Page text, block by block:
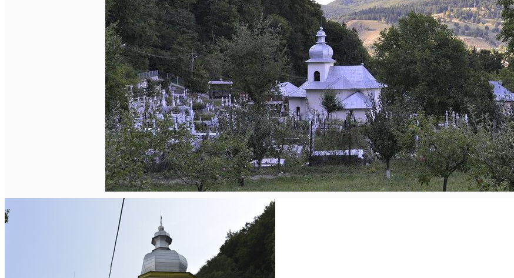
Mănăstirea Bistrița
Lacul Izvorul Muntelui
Casa memorială „Ion Creangă” din Humuleşti
Mănăstirea Secu
Lacul Cuejdel